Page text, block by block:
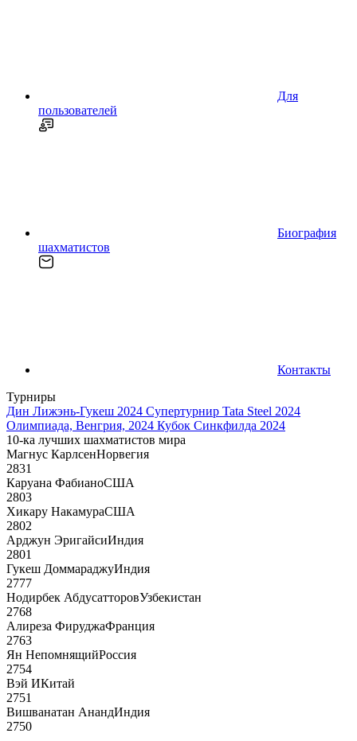
Для
пользователей
Биография
шахматистов
Контакты
Турниры
Дин Лижэнь-Гукеш 2024 Супертурнир Tata Steel 2024
Олимпиада, Венгрия, 2024 Кубок Синкфилда 2024
10-ка лучших шахматистов мира
Магнус КарлсенНорвегия
2831
Каруана ФабианоСША
2803
Хикару НакамураСША
2802
Арджун ЭригайсиИндия
2801
Гукеш ДоммараджуИндия
2777
Нодирбек АбдусатторовУзбекистан
2768
Алиреза ФируджаФранция
2763
Ян НепомнящийРоссия
2754
Вэй ИКитай
2751
Вишванатан АнандИндия
2750